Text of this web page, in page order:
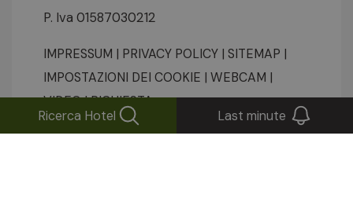
P. Iva 01587030212
IMPRESSUM | PRIVACY POLICY | SITEMAP |
IMPOSTAZIONI DEI COOKIE | WEBCAM |
VIDEO|RICHIESTA
Ricerca Hotel
Last minute